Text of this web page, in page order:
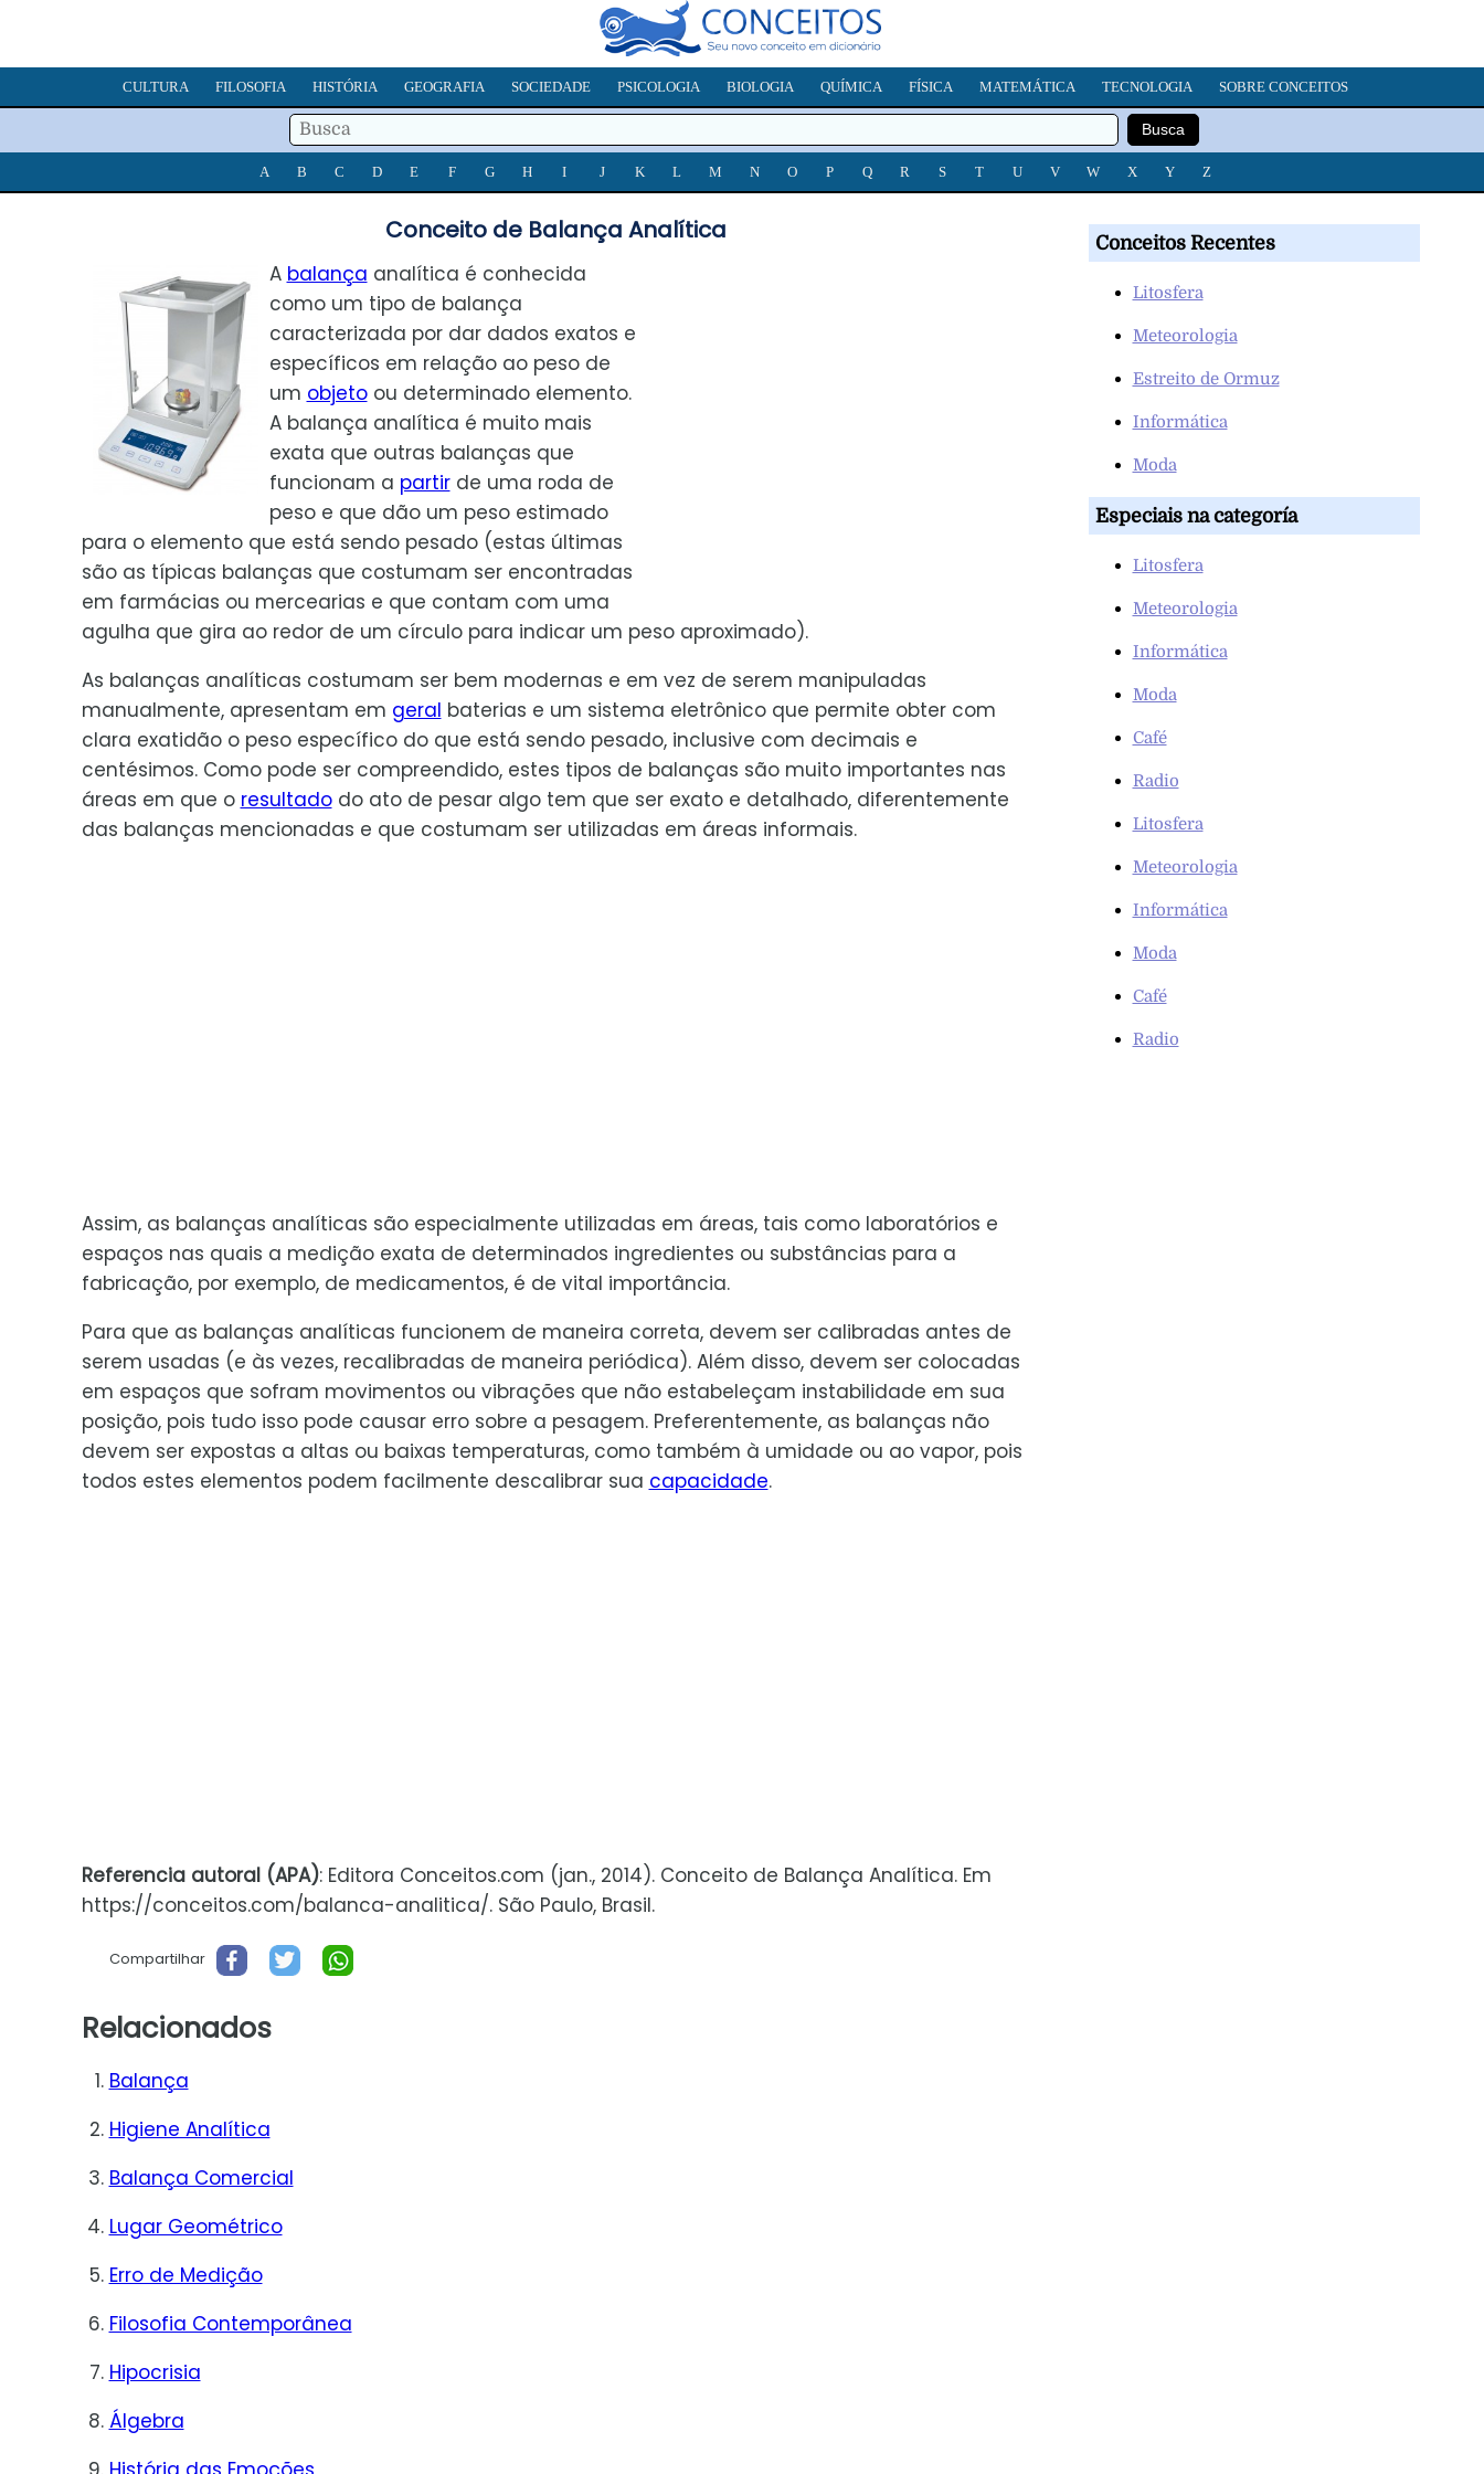
CULTURA FILOSOFIA HISTÓRIA GEOGRAFIA SOCIEDADE PSICOLOGIA BIOLOGIA QUÍMICA FÍSICA MATEMÁTICA TECNOLOGIA SOBRE CONCEITOS
A B C D E F G H I J K L M N O P Q R S T U V W X Y Z
Conceito de Balança Analítica
A balança analítica é conhecida
como um tipo de balança
caracterizada por dar dados exatos e
específicos em relação ao peso de
um objetoou determinado elemento.
A balança analítica é muito mais
exata que outras balanças que
funcionam a partirde uma roda de
peso e que dão um peso estimado
para o elemento que está sendo pesado (estas últimas
são as típicas balanças que costumam ser encontradas
em farmácias ou mercearias e que contam com uma
agulha que gira ao redor de um círculo para indicar um peso aproximado).
As balanças analíticas costumam ser bem modernas e em vez de serem manipuladas
manualmente, apresentam em geral baterias e um sistema eletrônico que permite obter com
clara exatidão o peso específico do que está sendo pesado, inclusive com decimais e
centésimos. Como pode ser compreendido, estes tipos de balanças são muito importantes nas
áreas em que o resultadodo ato de pesar algo tem que ser exato e detalhado, diferentemente
das balanças mencionadas e que costumam ser utilizadas em áreas informais.
Assim, as balanças analíticas são especialmente utilizadas em áreas, tais como laboratórios e
espaços nas quais a medição exata de determinados ingredientes ou substâncias para a
fabricação, por exemplo, de medicamentos, é de vital importância.
Para que as balanças analíticas funcionem de maneira correta, devem ser calibradas antes de
serem usadas (e às vezes, recalibradas de maneira periódica). Além disso, devem ser colocadas
em espaços que sofram movimentos ou vibrações que não estabeleçam instabilidade em sua
posição, pois tudo isso pode causar erro sobre a pesagem. Preferentemente, as balanças não
devem ser expostas a altas ou baixas temperaturas, como também à umidade ou ao vapor, pois
todos estes elementos podem facilmente descalibrar sua capacidade.
Referencia autoral (APA): Editora Conceitos.com (jan., 2014). Conceito de Balança Analítica. Em
https://conceitos.com/balanca-analitica/. São Paulo, Brasil.
Compartilhar
Relacionados
Balança
Higiene Analítica
Balança Comercial
Lugar Geométrico
Erro de Medição
Filosofia Contemporânea
Hipocrisia
Álgebra
Conceitos Recentes
Litosfera
Meteorologia
Estreito de Ormuz
Informática
Moda
Especiais na categoría
Litosfera
Meteorologia
Informática
Moda
Café
Radio
Litosfera
Meteorologia
Informática
Moda
Café
Radio